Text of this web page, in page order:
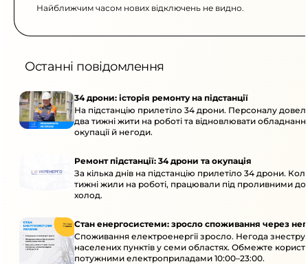
Найближчим часом нових відключень не видно.
Останні повідомлення
34 дрони: історія ремонту на підстанції
На підстанцію прилетіло 34 дрони. Персоналу
два тижні жити на роботі та відновлювати
окупації й негоди.
Ремонт підстанції: 34 дрони та окупація
За кілька днів на підстанцію прилетіло 34 дрони.
тижні жили на роботі, працювали під проливними
холод.
Стан енергосистеми: зросло споживання через
Споживання електроенергії зросло. Негода
населених пунктів у семи областях. Обмежте
потужними електроприладами 10:00–23:00.